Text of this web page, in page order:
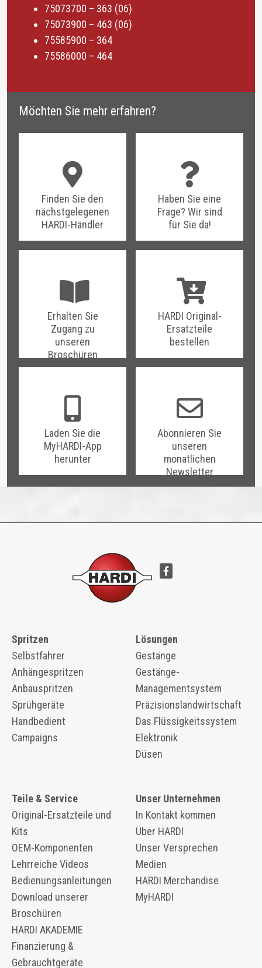
Möchten Sie mehr erfahren?
Finden Sie den
nächstgelegenen
HARDI-Händler
Haben Sie eine
Frage? Wir sind
für Sie da!
Erhalten Sie
Zugang zu
unseren
Broschüren
HARDI Original-
Ersatzteile
bestellen
Laden Sie die
MyHARDI-App
herunter
Abonnieren Sie
unseren
monatlichen
Newsletter
75073700 – 363 (06)
75073900 – 463 (06)
75585900 – 364
75586000 – 464
Spritzen
Selbstfahrer
Anhängespritzen
Anbauspritzen
Sprühgeräte
Handbedient
Campaigns
Lösungen
Gestänge
Gestänge-
Managementsystem
Präzisionslandwirtschaft
Das Flüssigkeitssystem
Elektronik
Düsen
Teile & Service
Original-Ersatzteile und
Kits
OEM-Komponenten
​​Lehrreiche Videos
Bedienungsanleitungen
Download unserer
Broschüren
HARDI AKADEMIE
Finanzierung &
Gebrauchtgeräte
Unser Unternehmen
In Kontakt kommen
Über HARDI
Unser Versprechen
Medien
HARDI Merchandise
MyHARDI